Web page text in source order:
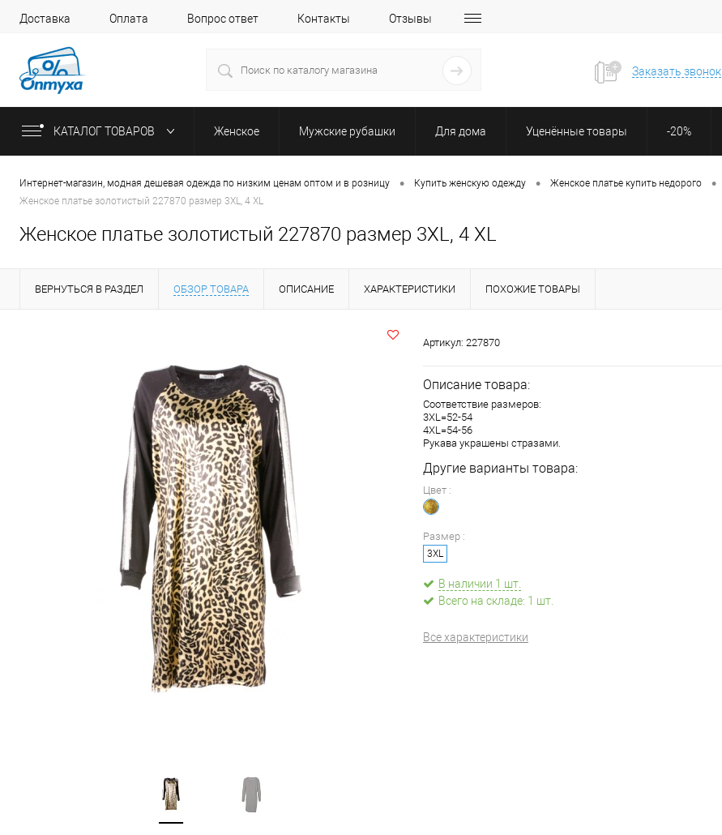
Доставка Оплата Вопрос ответ Контакты Отзывы
Заказать звонок
КАТАЛОГ ТОВАРОВ Женское Мужские рубашки Для дома Уценённые товары -20%
Интернет-магазин, модная дешевая одежда по низким ценам оптом и в розницу • Купить женскую одежду • Женское платье купить недорого •
Женское платье золотистый 227870 размер 3XL, 4 XL
Женское платье золотистый 227870 размер 3XL, 4 XL
ВЕРНУТЬСЯ В РАЗДЕЛ ОБЗОР ТОВАРА ОПИСАНИЕ ХАРАКТЕРИСТИКИ ПОХОЖИЕ ТОВАРЫ
Артикул: 227870
Описание товара:
Соответствие размеров:
3XL=52-54
4XL=54-56
Рукава украшены стразами.
Другие варианты товара:
Цвет :
Размер :
3XL
В наличии 1 шт.
Всего на складе: 1 шт.
Все характеристики